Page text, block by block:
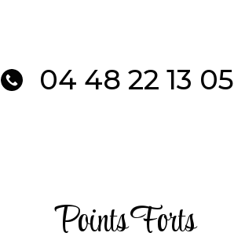
04 48 22 13 05
Points Forts